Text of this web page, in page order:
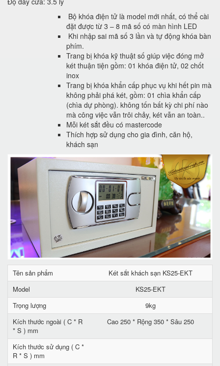
Bộ khóa điện tử là model mới nhất, có thể cài
đặt được từ 3 – 8 mã số có màn hình LED
Khi nhập sai mã số 3 lần và tự động khóa bàn
phím.
Trang bị khóa kỹ thuật số giúp việc đóng mở
két thuận tiện gồm: 01 khóa điện tử, 02 chốt
inox
Trang bị khóa khẩn cấp phục vụ khi hết pin mà
không phải phá két, gồm: 01 chìa khẩn cấp
(chìa dự phòng). không tốn bất kỳ chi phí nào
mà công việc vẫn trôi chảy, két vẫn an toàn..
Mỗi két sắt đều có mastercode
Thích hợp sử dụng cho gia đình, căn hộ,
khách sạn
Tên sản phẩm
Két sắt khách sạn KS25-EKT
Model
KS25-EKT
Trọng lượng
9kg
Kích thước ngoài ( C * R
* S ) mm
Cao 250 * Rộng 350 * Sâu 250
Kích thước sử dụng ( C *
R * S ) mm